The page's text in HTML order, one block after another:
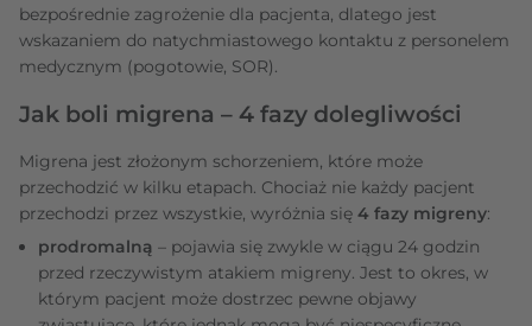
bezpośrednie zagrożenie dla pacjenta, dlatego jest
wskazaniem do natychmiastowego kontaktu z personelem
medycznym (pogotowie, SOR).
Jak boli migrena – 4 fazy dolegliwości
Migrena jest złożonym schorzeniem, które może
przechodzić w kilku etapach. Chociaż nie każdy pacjent
przechodzi przez wszystkie, wyróżnia się 4 fazy migreny:
prodromalną – pojawia się zwykle w ciągu 24 godzin
przed rzeczywistym atakiem migreny. Jest to okres, w
którym pacjent może dostrzec pewne objawy